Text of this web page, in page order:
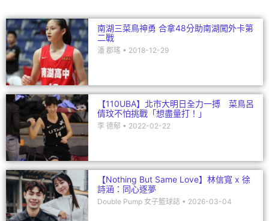
南湖三菜鳥神勇 合拿48分助南湖闖外卡第
二戰
潘 郡瑤 2018-12-29
【110UBA】北市大明日全力一搏 菜鳥呂
倩玟不怕挑戰「想盡量打！」
李 德郁 2022-02-22
【Nothing But Same Love】林信寬 x 徐
詩涵：同心逐夢
Double Pump 女子籃球誌 2026-03-04